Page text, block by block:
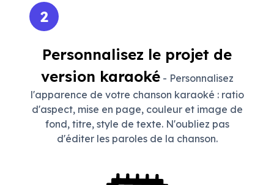
2
Personnalisez le projet de
version karaoké- Personnalisez
l'apparence de votre chanson karaoké : ratio
d'aspect, mise en page, couleur et image de
fond, titre, style de texte. N'oubliez pas
d'éditer les paroles de la chanson.